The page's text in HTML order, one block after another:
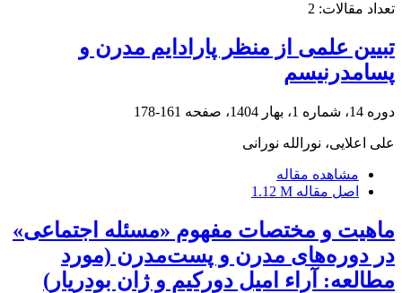
تعداد مقالات: 2
تبیین علمی از منظر پارادایم مدرن و
پسامدرنیسم
دوره 14، شماره 1، بهار 1404، صفحه 161-178
علی اعلایی، نورالله نورانی
مشاهده مقاله
اصل مقاله 1.12 M
ماهیت و مختصات مفهوم «مسئله اجتماعی»
در دوره‌های مدرن و پست‌مدرن (مورد
مطالعه: آراء امیل دورکیم و ژان بودریار)